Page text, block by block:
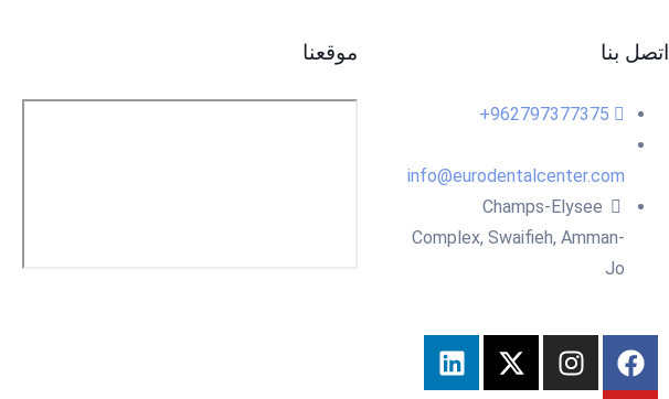
اتصل بنا
962797377375+
info@eurodentalcenter.com
Champs-Elysee
Complex, Swaifieh, Amman-
Jo
موقعنا